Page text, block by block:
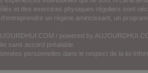
et des exercices physiques réguliers sont
un régime amincissant, un
/ powered by
sans accord préalable.
personnelles dans le respect de la loi